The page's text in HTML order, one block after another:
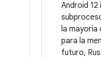
Android
la mayoría
para la
futuro,